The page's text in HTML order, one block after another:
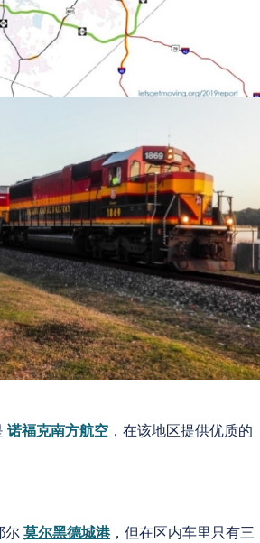
诺福克南方航空 ，在该地区提供优质的
尔 莫尔黑德城港，但在区内车里只有三